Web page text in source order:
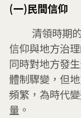
(一)民間信仰
信仰與地方治
同時對地方發
體制驟變，但
頻繁，為時代
量。